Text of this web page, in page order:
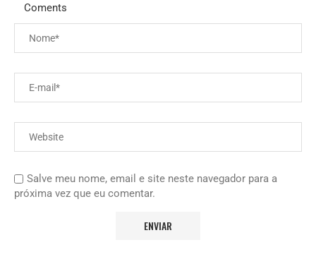
Coments
Salve meu nome, email e site neste navegador para a
próxima vez que eu comentar.